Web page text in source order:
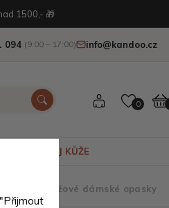
1500,- 🎁
094 (9:00 – 17:00) info@kandoo.cz
0
VÝPRODEJ KŮŽE
Oranžové dámské opasky